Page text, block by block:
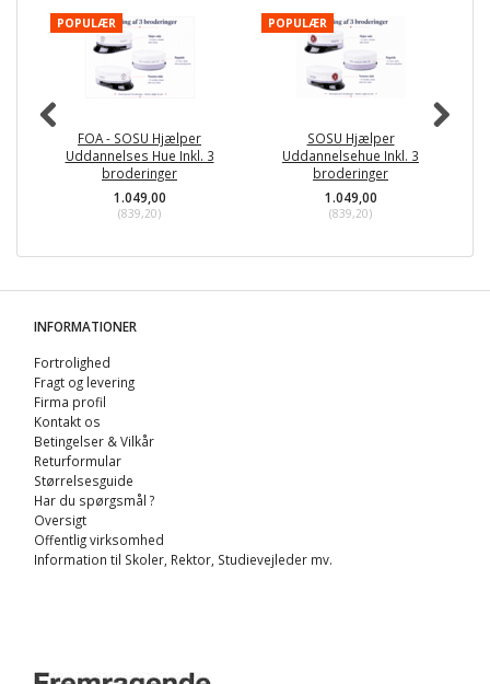
POPULÆR
FOA - SOSU Hjælper
Uddannelses Hue Inkl. 3
broderinger
1.049,00
(839,20)
POPULÆR
SOSU Hjælper
Uddannelsehue Inkl. 3
broderinger
1.049,00
(839,20)
INFORMATIONER
Fortrolighed
Fragt og levering
Firma profil
Kontakt os
Betingelser & Vilkår
Returformular
Størrelsesguide
Har du spørgsmål ?
Oversigt
Offentlig virksomhed
Information til Skoler, Rektor, Studievejleder mv.